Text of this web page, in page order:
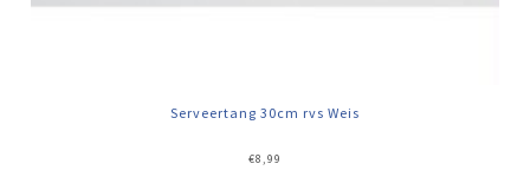
Serveertang 30cm rvs Weis
€8,99